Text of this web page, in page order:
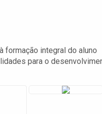
formação integral do aluno
para o